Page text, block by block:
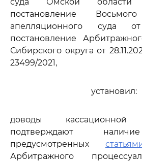
постановление
апелляционного суда
постановление
Сибирского округа от
23499/2021,
установил:
доводы
подтверждают
предусмотренных
Арбитражного